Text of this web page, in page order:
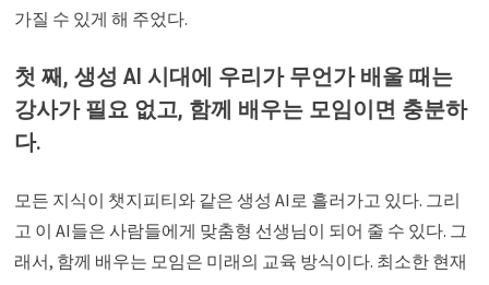
가질 수 있게 해 주었다.
첫 째, 생성 AI 시대에 우리가 무언가 배울 때는
강사가 필요 없고, 함께 배우는 모임이면 충분하
다.
모든 지식이 챗지피티와 같은 생성 AI로 흘러가고 있다. 그리
고 이 AI들은 사람들에게 맞춤형 선생님이 되어 줄 수 있다. 그
래서, 함께 배우는 모임은 미래의 교육 방식이다. 최소한 현재